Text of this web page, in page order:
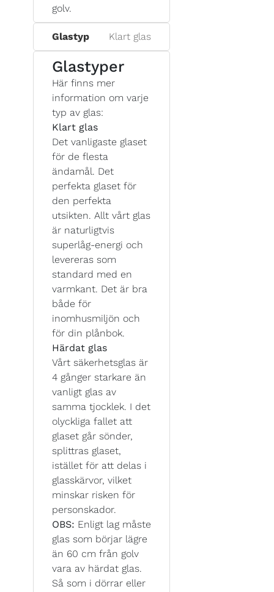
golv.
Glastyp Klart glas
Glastyper
Här finns mer
information om varje
typ av glas:
Klart glas
Det vanligaste glaset
för de flesta
ändamål. Det
perfekta glaset för
den perfekta
utsikten. Allt vårt glas
är naturligtvis
superlåg-energi och
levereras som
standard med en
varmkant. Det är bra
både för
inomhusmiljön och
för din plånbok.
Härdat glas
Vårt säkerhetsglas är
4 gånger starkare än
vanligt glas av
samma tjocklek. I det
olyckliga fallet att
glaset går sönder,
splittras glaset,
istället för att delas i
glasskärvor, vilket
minskar risken för
personskador.
OBS: Enligt lag måste
glas som börjar lägre
än 60 cm från golv
vara av härdat glas.
Så som i dörrar eller